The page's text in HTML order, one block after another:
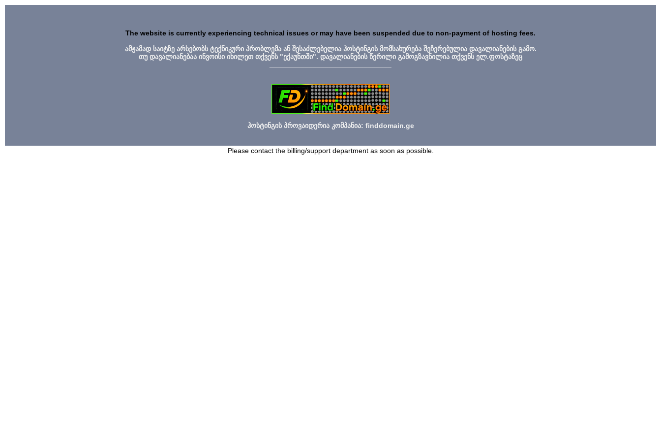
The website is currently experiencing technical issues or may have been suspended due to non-payment of hosting fees.
ამჟამად საიტზე არსებობს ტექნიკური პრობლემა ან შესაძლებელია ჰოსტინგის მომსახურება შეჩერებულია დავალიანების გამო.
თუ დავალიანებაა ინვოისი იხილეთ თქვენს "ექაუნთში". დავალიანების წერილი გამოგზავნილია თქვენს ელ.ფოსტაზეც
ჰოსტინგის პროვაიდერია კომპანია: finddomain.ge
Please contact the billing/support department as soon as possible.